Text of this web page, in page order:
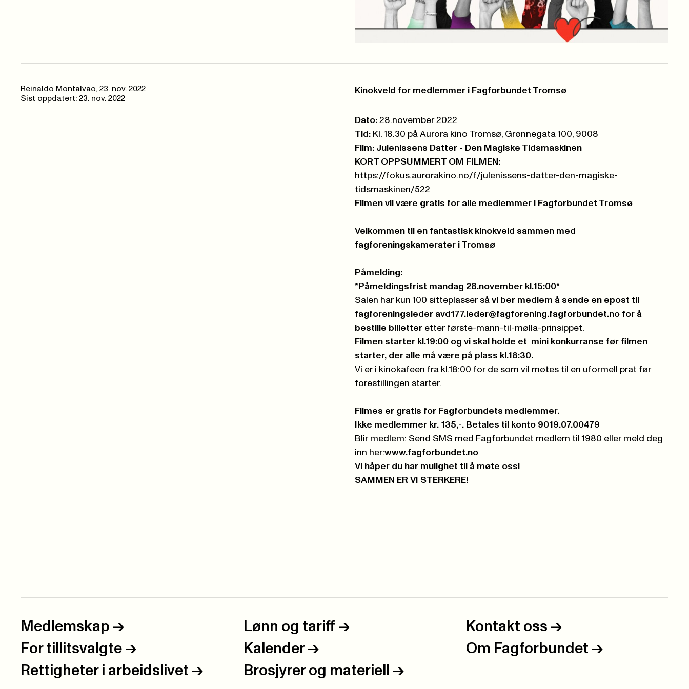
Reinaldo Montalvao, 23. nov. 2022
Sist oppdatert: 23. nov. 2022
Kinokveld for medlemmer i Fagforbundet Tromsø
Dato:28.november 2022
Tid:Kl. 18.30 på Aurora kino Tromsø, Grønnegata 100, 9008
Film: Julenissens Datter - Den Magiske Tidsmaskinen
KORT OPPSUMMERT OM FILMEN:
https://fokus.aurorakino.no/f/julenissens-datter-den-magiske-
tidsmaskinen/522
Filmen vil være gratis for alle medlemmer i Fagforbundet Tromsø
Velkommen til en fantastisk kinokveld sammen med
fagforeningskamerater i Tromsø
Påmelding:
*Påmeldingsfrist mandag 28.november kl.15:00*
Salen har kun 100 sitteplasser så vi ber medlem å sende en epost til
fagforeningsleder avd177.leder@fagforening.fagforbundet.no for å
bestille billetteretter første-mann-til-mølla-prinsippet.
Filmen starter kl.19:00 og vi skal holde et mini konkurranse før filmen
starter, der alle må være på plass kl.18:30.
Vi er i kinokafeen fra kl.18:00 for de som vil møtes til en uformell prat før
forestillingen starter.
Filmes er gratis for Fagforbundets medlemmer.
Ikke medlemmer kr. 135,-. Betales til konto 9019.07.00479
Blir medlem: Send SMS med Fagforbundet medlem til 1980 eller meld deg
inn her:www.fagforbundet.no
Vi håper du har mulighet til å møte oss!
SAMMEN ER VI STERKERE!
Medlemskap -> Lønn og tariff -> Kontakt oss ->
For tillitsvalgte -> Kalender -> Om Fagforbundet ->
Rettigheter i arbeidslivet -> Brosjyrer og materiell ->